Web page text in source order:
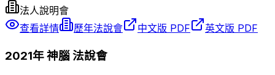
法人說明會
查看詳情
歷年法說會 中文版 PDF 英文版 PDF
2021年神腦法說會